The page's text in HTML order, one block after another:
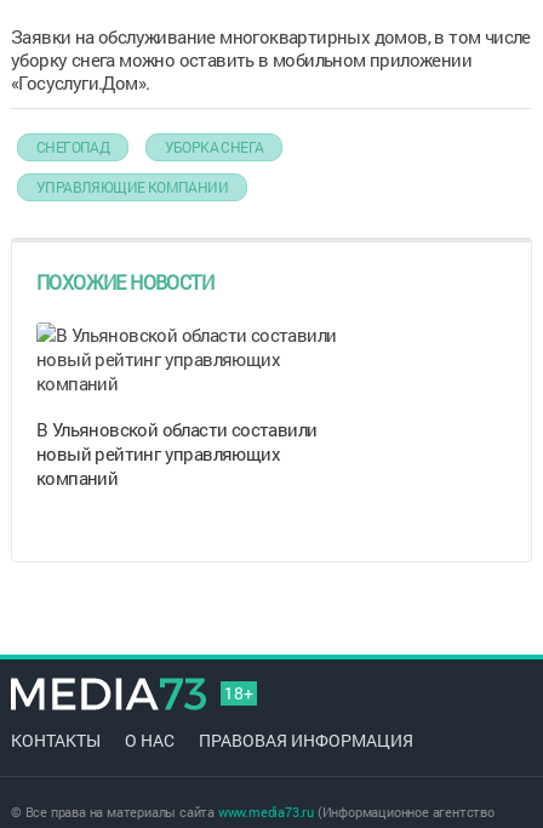
Заявки на обслуживание многоквартирных домов, в том числе
уборку снега можно оставить в мобильном приложении
«Госуслуги.Дом».
СНЕГОПАД УБОРКА СНЕГА
УПРАВЛЯЮЩИЕ КОМПАНИИ
ПОХОЖИЕ НОВОСТИ
В Ульяновской области составили
новый рейтинг управляющих
компаний
18+
КОНТАКТЫ О НАС ПРАВОВАЯ ИНФОРМАЦИЯ
© Все права на материалы сайта www.media73.ru(Информационное агентство